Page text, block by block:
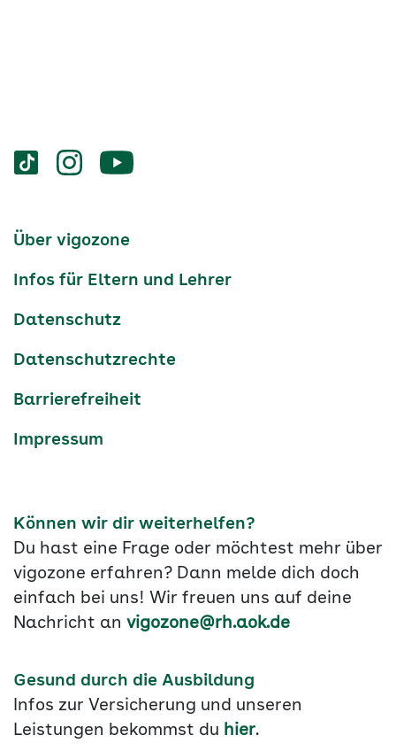
Services
Social-
vigozone.de
vigozone.devigozone.de
Services-
Über vigozone
Infos für Eltern und Lehrer
Datenschutz
Datenschutzrechte
Barrierefreiheit
Impressum
Können wir dir weiterhelfen?
Du hast eine Frage oder möchtest mehr über
vigozone erfahren? Dann melde dich doch
einfach bei uns! Wir freuen uns auf deine
Nachricht an vigozone@rh.aok.de
Gesund durch die Ausbildung
Infos zur Versicherung und unseren
Leistungen bekommst du hier.